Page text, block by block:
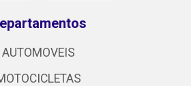
AUTOMOVEIS